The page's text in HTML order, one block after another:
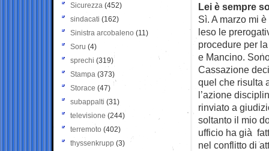
Lei è sempre
Sì. A marzo mi
leso le
procedure per
e Mancino.
Cassazione
quel che risulta
l’azione
rinviato a
soltanto il mio
ufficio ha già
nel conflitto di
Sicurezza (452)
sindacati (162)
Sinistra arcobaleno (11)
Soru (4)
sprechi (319)
Stampa (373)
Storace (47)
subappalti (31)
televisione(244)
terremoto (402)
thyssenkrupp (3)